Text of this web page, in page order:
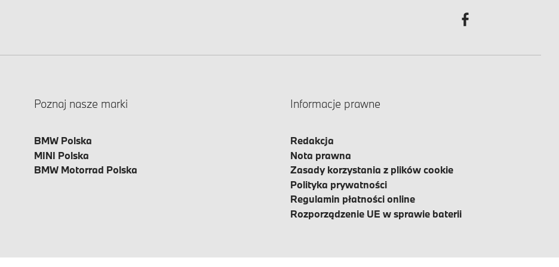
Poznaj nasze marki
BMW Polska
MINI Polska
BMW Motorrad Polska
Informacje prawne
Redakcja
Nota prawna
Zasady korzystania z plików cookie
Polityka prywatności
Regulamin płatności online
Rozporządzenie UE w sprawie baterii